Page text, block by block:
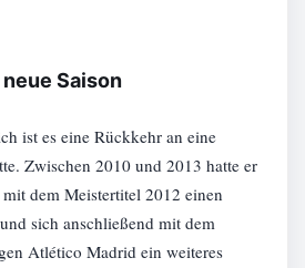
Saison
ist es eine Rückkehr an eine
Zwischen 2010 und 2013 hatte er
dem Meistertitel 2012 einen
sich anschließend mit dem
Atlético Madrid ein weiteres